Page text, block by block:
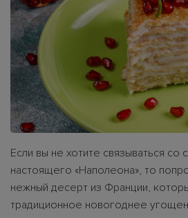
Если вы не хотите связываться
настоящего «Наполеона», то
нежный десерт из Франции,
традиционное новогоднее